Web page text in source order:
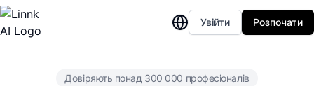
Увійти Розпочати
Довіряють понад 300 000 професіоналів